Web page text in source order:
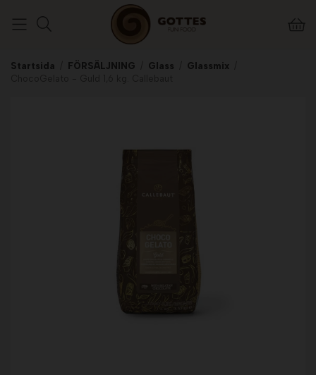
Startsida FÖRSÄLJNING Glass Glassmix